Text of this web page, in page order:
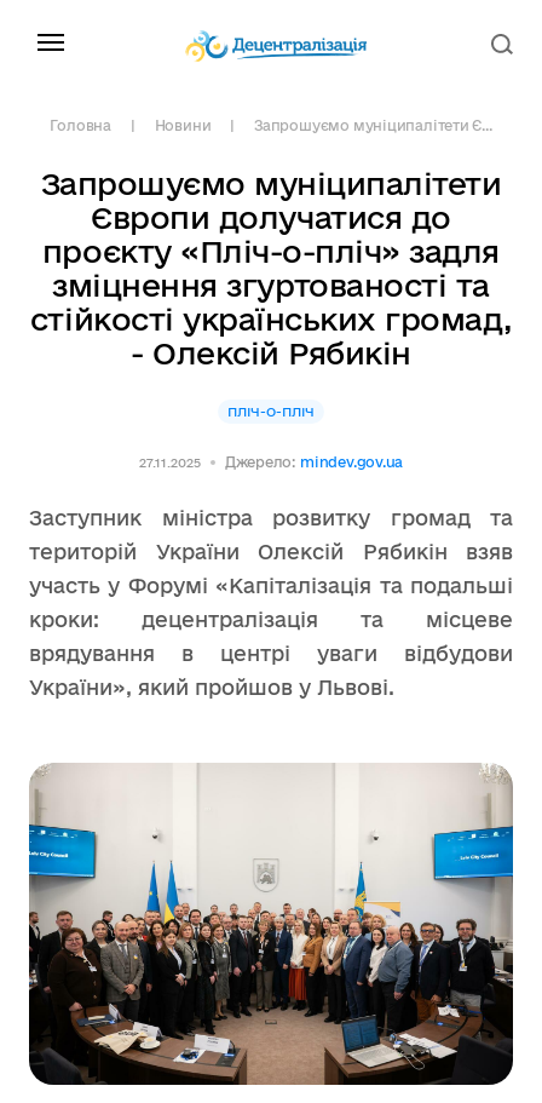
Головна Новини Запрошуємо муніципалітети Є...
Запрошуємо муніципалітети
Європи долучатися до
проєкту «Пліч-о-пліч» задля
зміцнення згуртованості та
стійкості українських громад,
- Олексій Рябикін
ПЛІЧ-О-ПЛІЧ
27.11.2025 Джерело: mindev.gov.ua
Заступник міністра розвитку громад та
територій України Олексій Рябикін взяв
участь у Форумі «Капіталізація та подальші
кроки: децентралізація та місцеве
врядування в центрі уваги відбудови
України», який пройшов у Львові.